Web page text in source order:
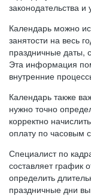
законодательства
Календарь можно
занятости на весь
праздничные даты,
Эта информация
внутренние
Календарь также
нужно точно
корректно
оплату по часовым
Специалист по
составляет график
определить
праздничные дни